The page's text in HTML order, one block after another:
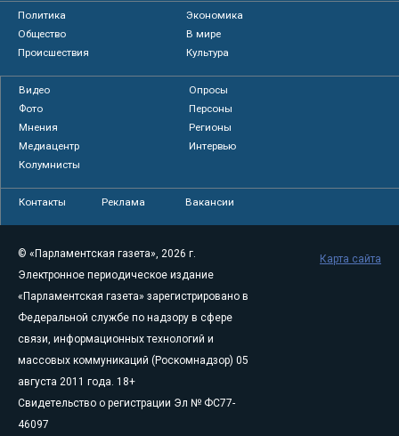
Политика
Экономика
Общество
В мире
Происшествия
Культура
Видео
Опросы
Фото
Персоны
Мнения
Регионы
Медиацентр
Интервью
Колумнисты
Контакты Реклама Вакансии
© «Парламентская газета», 2026 г.
Электронное периодическое издание
«Парламентская газета» зарегистрировано в
Федеральной службе по надзору в сфере
связи, информационных технологий и
массовых коммуникаций (Роскомнадзор) 05
августа 2011 года. 18+
Свидетельство о регистрации Эл № ФС77-
46097
Карта сайта